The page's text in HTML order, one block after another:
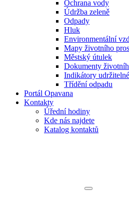
Ochrana vody
Údržba zeleně
Odpady
Hluk
Environmentální
Mapy životního
Městský útulek
Dokumenty
Indikátory
Třídění odpadu
Portál Opavana
Kontakty
Úřední hodiny
Kde nás najdete
Katalog kontaktů